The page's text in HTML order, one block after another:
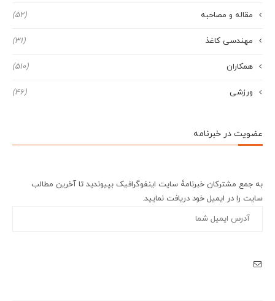
مقاله و مصاحبه (52)
مهندسی کاغذ (31)
همکاران (510)
ورزشی (46)
عضویت در خبرنامه
به جمع مشترکان خبرنامۀ سایت اینفوگرافیک بپیوندید تا آخرین مطالب
سایت را در ایمیل خود دریافت نمایید.